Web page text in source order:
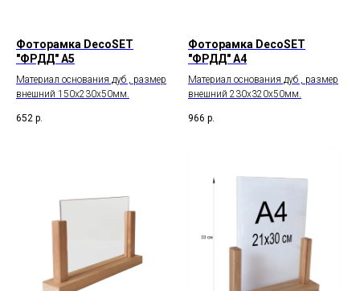
Фоторамка DecoSET
"ФРДД" А5
Материал основания дуб , размер
внешний 150х230х50мм.
652 р.
Фоторамка DecoSET
"ФРДД" А4
Материал основания дуб , размер
внешний 230х320х50мм.
966 р.